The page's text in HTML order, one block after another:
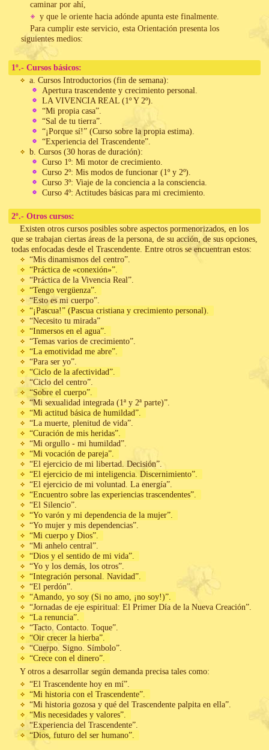
caminar por ahí,
y que le oriente hacia adónde apunta este finalmente.
Para cumplir este servicio, esta Orientación presenta los
siguientes medios:
1º.- Cursos básicos:
a. Cursos Introductorios (fin de semana):
Apertura trascendente y crecimiento personal.
LA VIVENCIA REAL (1º Y 2º).
“Mi propia casa”.
“Sal de tu tierra”.
“¡Porque sí!” (Curso sobre la propia estima).
“Experiencia del Trascendente”.
b. Cursos (30 horas de duración):
Curso 1º: Mi motor de crecimiento.
Curso 2º: Mis modos de funcionar (1º y 2º).
Curso 3º: Viaje de la conciencia a la consciencia.
Curso 4º: Actitudes básicas para mi crecimiento.
2º.- Otros cursos:
Existen otros cursos posibles sobre aspectos pormenorizados, en los
que se trabajan ciertas áreas de la persona, de su acción, de sus opciones,
todas enfocadas desde el Trascendente. Entre otros se encuentran estos:
“Mis dinamismos del centro”.
“Práctica de «conexión»”.
“Práctica de la Vivencia Real”.
“Tengo vergüenza”.
“Esto es mi cuerpo”.
“¡Pascua!” (Pascua cristiana y crecimiento personal).
“Necesito tu mirada”
“Inmersos en el agua”.
“Temas varios de crecimiento”.
“La emotividad me abre”.
“Para ser yo”.
“Ciclo de la afectividad”.
“Ciclo del centro”.
“Sobre el cuerpo”.
“Mi sexualidad integrada (1ª y 2ª parte)”.
“Mi actitud básica de humildad”.
“La muerte, plenitud de vida”.
“Curación de mis heridas”.
“Mi orgullo - mi humildad”.
“Mi vocación de pareja”.
“El ejercicio de mi libertad. Decisión”.
“El ejercicio de mi inteligencia. Discernimiento”.
“El ejercicio de mi voluntad. La energía”.
“Encuentro sobre las experiencias trascendentes”.
“El Silencio”.
“Yo varón y mi dependencia de la mujer”.
“Yo mujer y mis dependencias”.
“Mi cuerpo y Dios”.
“Mi anhelo central”.
“Dios y el sentido de mi vida”.
“Yo y los demás, los otros”.
“Integración personal. Navidad”.
“El perdón”.
“Amando, yo soy (Si no amo, ¡no soy!)”.
“Jornadas de eje espiritual: El Primer Día de la Nueva Creación”.
“La renuncia”.
“Tacto. Contacto. Toque”.
“Oir crecer la hierba”.
“Cuerpo. Signo. Símbolo”.
“Crece con el dinero”.
Y otros a desarrollar según demanda precisa tales como:
“El Trascendente hoy en mí”.
“Mi historia con el Trascendente”.
“Mi historia gozosa y qué del Trascendente palpita en ella”.
“Mis necesidades y valores”.
“Experiencia del Trascendente”.
“Dios, futuro del ser humano”.